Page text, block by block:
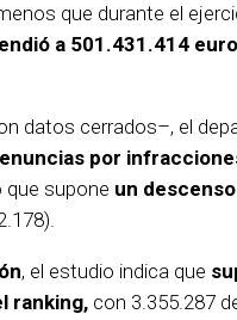
que durante el
a 501.431.414
datos cerrados–, el
por
que supone un
, el estudio indica que
ranking, con 3.355.287